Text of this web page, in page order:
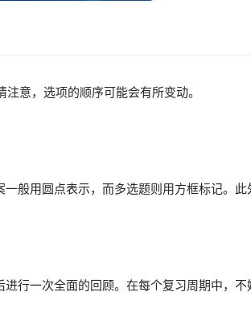
意，选项的顺序可能会有所变动。
般用圆点表示，而多选题则用方框标记。
行一次全面的回顾。在每个复习周期中，